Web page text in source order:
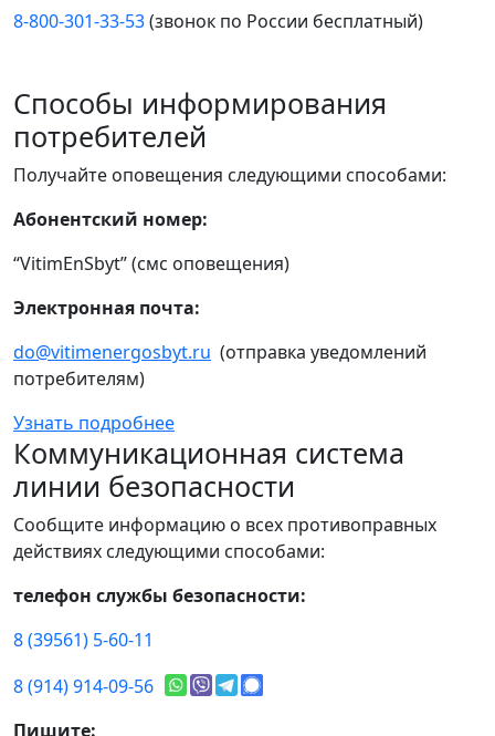
8-800-301-33-53(звонок по России бесплатный)
Способы информирования
потребителей
Получайте оповещения следующими способами:
Абонентский номер:
“VitimEnSbyt” (смс оповещения)
Электронная почта:
do@vitimenergosbyt.ru (отправка уведомлений
потребителям)
Узнать подробнее
Коммуникационная система
линии безопасности
Сообщите информацию о всех противоправных
действиях следующими способами:
телефон службы безопасности:
8 (39561) 5-60-11
8 (914) 914-09-56
Пишите: